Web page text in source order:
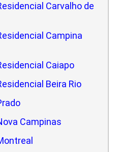
Carvalho de
Campina
Caiapo
Beira Rio
Campinas